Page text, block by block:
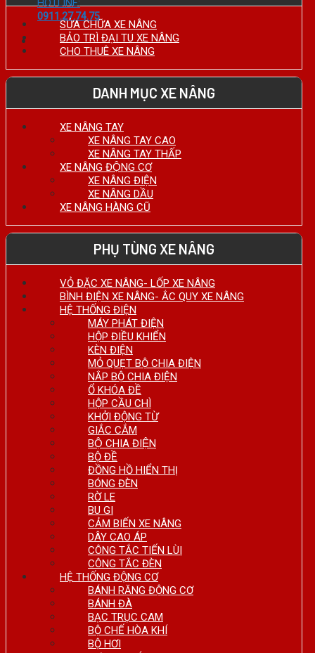
HOTLINE:
0911.27.74.75
SỬA CHỮA XE NÂNG
BẢO TRÌ ĐẠI TU XE NÂNG
CHO THUÊ XE NÂNG
DANH MỤC XE NÂNG
XE NÂNG TAY
XE NÂNG TAY CAO
XE NÂNG TAY THẤP
XE NÂNG ĐỘNG CƠ
XE NÂNG ĐIỆN
XE NÂNG DẦU
XE NÂNG HÀNG CŨ
PHỤ TÙNG XE NÂNG
VỎ ĐẶC XE NÂNG- LỐP XE NÂNG
BÌNH ĐIỆN XE NÂNG- ẮC QUY XE NÂNG
HỆ THỐNG ĐIỆN
MÁY PHÁT ĐIỆN
HỘP ĐIỀU KHIỂN
KÈN ĐIỆN
MỎ QUẸT BỘ CHIA ĐIỆN
NẮP BỘ CHIA ĐIỆN
Ổ KHÓA ĐỀ
HỘP CẦU CHÌ
KHỞI ĐỘNG TỪ
GIẮC CẮM
BỘ CHIA ĐIỆN
BỘ ĐỀ
ĐỒNG HỒ HIỂN THỊ
BÓNG ĐÈN
RỜ LE
BU GI
CẢM BIẾN XE NÂNG
DÂY CAO ÁP
CÔNG TẮC TIẾN LÙI
CÔNG TẮC ĐÈN
HỆ THỐNG ĐỘNG CƠ
BÁNH RĂNG ĐỘNG CƠ
BÁNH ĐÀ
BẠC TRỤC CAM
BỘ CHẾ HÒA KHÍ
BỘ HƠI